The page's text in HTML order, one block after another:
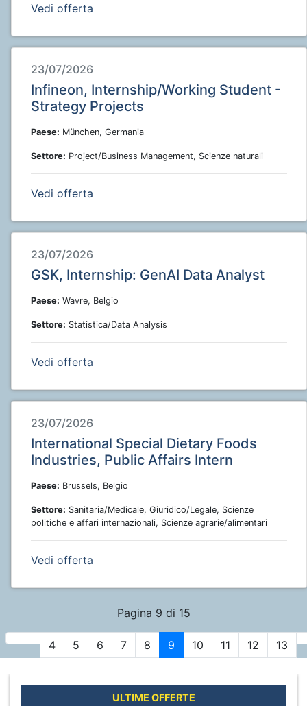
ULTIME OFFERTE
Vedi offerta
23/07/2026
Infineon, Internship/Working Student -
Strategy Projects
Paese: München, Germania
Settore: Project/Business Management, Scienze naturali
Vedi offerta
23/07/2026
GSK, Internship: GenAI Data Analyst
Paese: Wavre, Belgio
Settore: Statistica/Data Analysis
Vedi offerta
23/07/2026
International Special Dietary Foods
Industries, Public Affairs Intern
Paese: Brussels, Belgio
Settore: Sanitaria/Medicale, Giuridico/Legale, Scienze
politiche e affari internazionali, Scienze agrarie/alimentari
Vedi offerta
Pagina 9 di 15
4 5 6 7 8 9 10 11 12 13